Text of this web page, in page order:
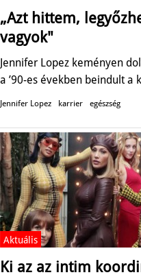
„Azt hittem,
vagyok"
Jennifer Lopez keményen
a ’90-es években beindult a
Jennifer Lopez karrier egészség
Aktuális
Ki az az intim